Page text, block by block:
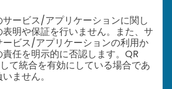
ービス/アプリケーションに関し
明や保証を行いません。また、サ
ービス/アプリケーションの利用か
任を明示的に否認します。QR
て統合を有効にしている場合であ
ません。